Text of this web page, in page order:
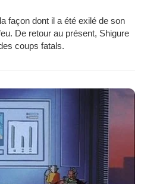
façon dont il a été exilé de son
De retour au présent, Shigure
coups fatals.